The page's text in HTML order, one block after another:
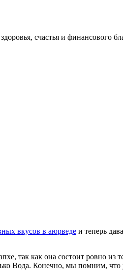
счастья и финансового
вкусов в аюрведе и теперь
так как она состоит ровно
Вода. Конечно, мы помним,